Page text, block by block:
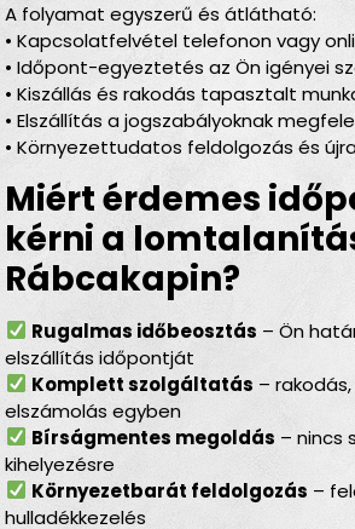
A folyamat egyszerű és átlátható:
• Kapcsolatfelvétel telefonon vagy
• Időpont-egyeztetés az Ön igényei
• Kiszállás és rakodás tapasztalt
• Elszállítás a jogszabályoknak
• Környezettudatos feldolgozás és
Miért érdemes
kérni a
Rábcakapin?
Rugalmas időbeosztás – Ön
elszállítás időpontját
Komplett szolgáltatás –
elszámolás egyben
Bírságmentes megoldás – nincs
kihelyezésre
Környezetbarát feldolgozás –
hulladékkezelés